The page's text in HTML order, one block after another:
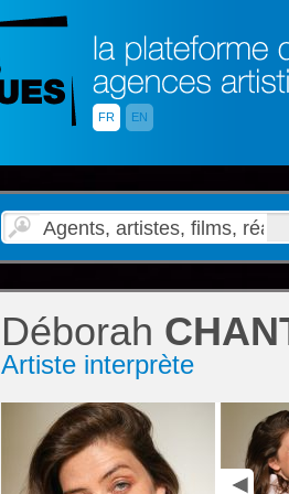
FR EN
Déborah
Artiste interprète